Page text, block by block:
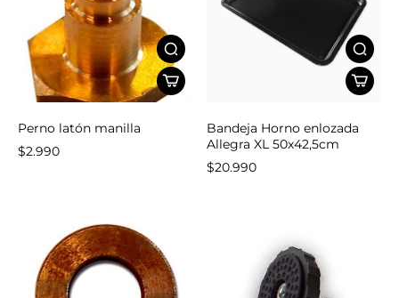
Perno latón manilla
$2.990
Bandeja Horno enlozada
Allegra XL 50x42,5cm
$20.990